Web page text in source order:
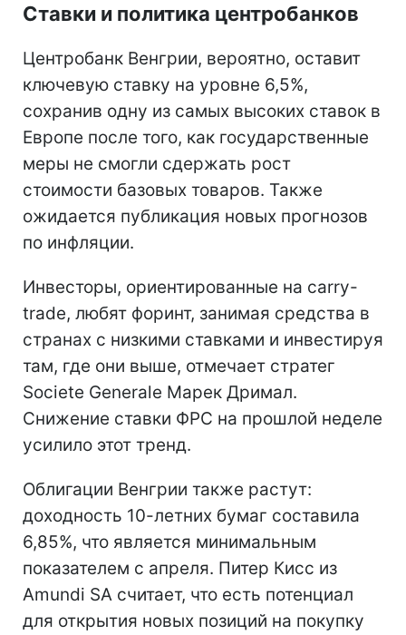
Ставки и политика центробанков
Центробанк Венгрии, вероятно, оставит
ключевую ставку на уровне 6,5%,
сохранив одну из самых высоких ставок в
Европе после того, как государственные
меры не смогли сдержать рост
стоимости базовых товаров. Также
ожидается публикация новых прогнозов
по инфляции.
Инвесторы, ориентированные на carry-
trade, любят форинт, занимая средства в
странах с низкими ставками и инвестируя
там, где они выше, отмечает стратег
Societe Generale Марек Дримал.
Снижение ставки ФРС на прошлой неделе
усилило этот тренд.
Облигации Венгрии также растут:
доходность 10-летних бумаг составила
6,85%, что является минимальным
показателем с апреля. Питер Кисс из
Amundi SA считает, что есть потенциал
для открытия новых позиций на покупку